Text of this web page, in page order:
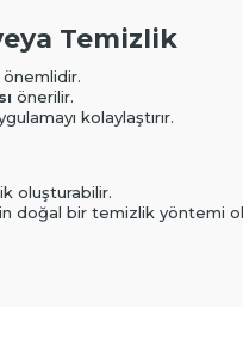
Temizlik
önerilir.
kolaylaştırır.
oluşturabilir.
doğal bir temizlik yöntemi